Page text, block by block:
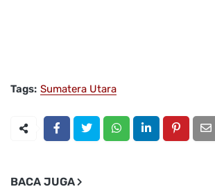
Tags: Sumatera Utara
BACA JUGA